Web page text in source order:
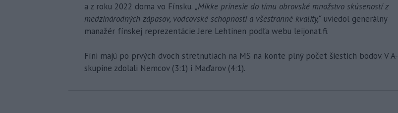
a z roku 2022 doma vo Fínsku. „Mikke prinesie do tímu obrovské množstvo skúseností z
medzinárodných zápasov, vodcovské schopnosti a všestranné kvality,“ uviedol generálny
manažér fínskej reprezentácie Jere Lehtinen podľa webu leijonat.fi.
Fíni majú po prvých dvoch stretnutiach na MS na konte plný počet šiestich bodov. V A-
skupine zdolali Nemcov (3:1) i Maďarov (4:1).